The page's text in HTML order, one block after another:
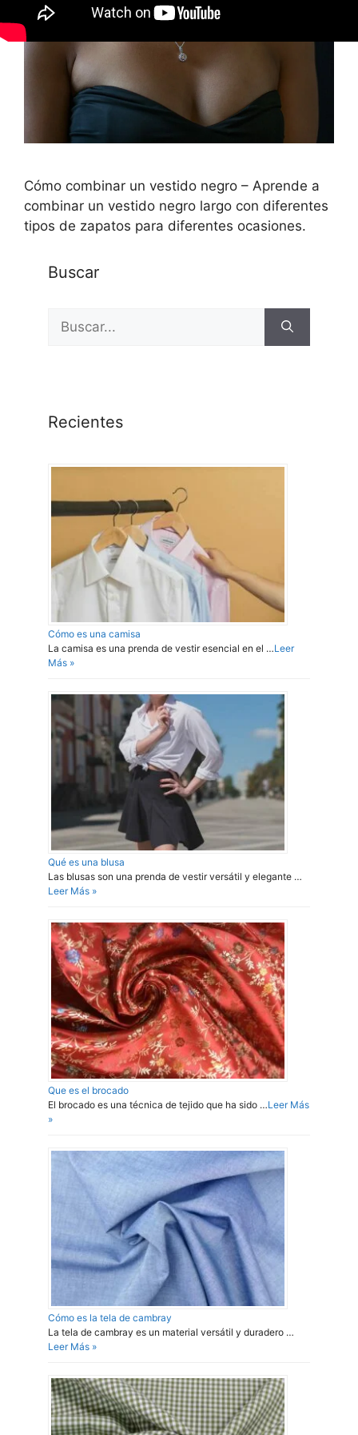
Cómo combinar un vestido negro – Aprende a
combinar un vestido negro largo con diferentes
tipos de zapatos para diferentes ocasiones.
Buscar
Recientes
Cómo es una camisa
La camisa es una prenda de vestir esencial en el …Leer
Más »
Qué es una blusa
Las blusas son una prenda de vestir versátil y elegante …
Leer Más »
Que es el brocado
El brocado es una técnica de tejido que ha sido …Leer Más
»
Cómo es la tela de cambray
La tela de cambray es un material versátil y duradero …
Leer Más »